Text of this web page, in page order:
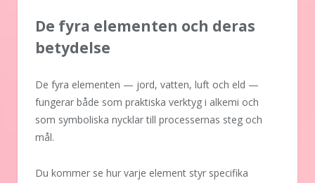
De fyra elementen och deras
betydelse
De fyra elementen — jord, vatten, luft och eld —
fungerar både som praktiska verktyg i alkemi och
som symboliska nycklar till processernas steg och
mål.
Du kommer se hur varje element styr specifika